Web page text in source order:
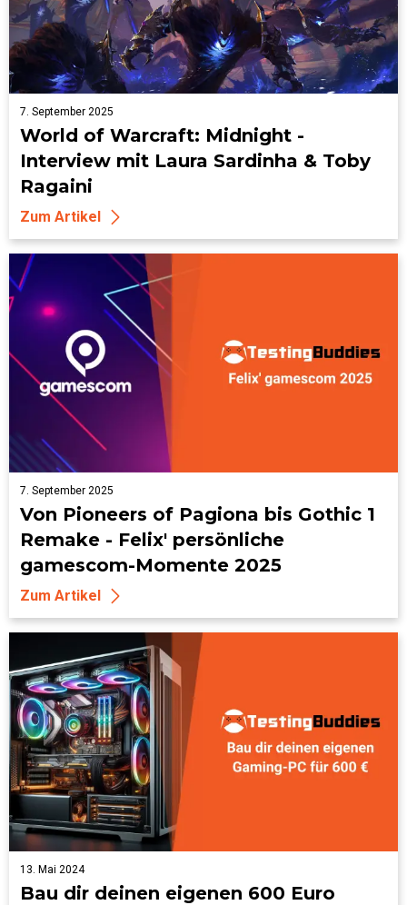
7. September 2025
World of Warcraft: Midnight -
Interview mit Laura Sardinha & Toby
Ragaini
Zum Artikel
7. September 2025
Von Pioneers of Pagiona bis Gothic 1
Remake - Felix' persönliche
gamescom-Momente 2025
Zum Artikel
13. Mai 2024
Bau dir deinen eigenen 600 Euro